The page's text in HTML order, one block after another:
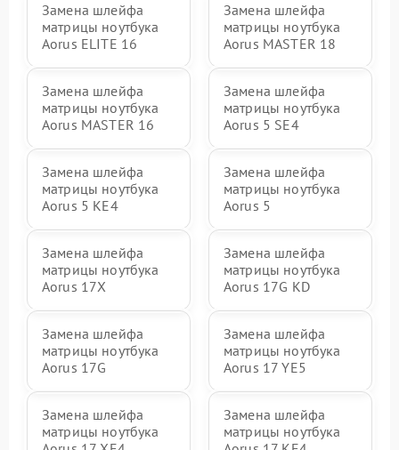
Замена шлейфа
матрицы ноутбука
Aorus ELITE 16
Замена шлейфа
матрицы ноутбука
Aorus MASTER 18
Замена шлейфа
матрицы ноутбука
Aorus MASTER 16
Замена шлейфа
матрицы ноутбука
Aorus 5 SE4
Замена шлейфа
матрицы ноутбука
Aorus 5 KE4
Замена шлейфа
матрицы ноутбука
Aorus 5
Замена шлейфа
матрицы ноутбука
Aorus 17X
Замена шлейфа
матрицы ноутбука
Aorus 17G KD
Замена шлейфа
матрицы ноутбука
Aorus 17G
Замена шлейфа
матрицы ноутбука
Aorus 17 YE5
Замена шлейфа
матрицы ноутбука
Замена шлейфа
матрицы ноутбука